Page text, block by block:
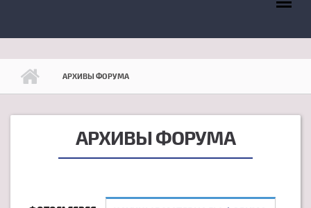
АРХИВЫ ФОРУМА
АРХИВЫ ФОРУМА